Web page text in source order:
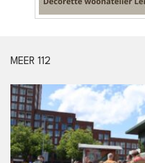
MEER 112